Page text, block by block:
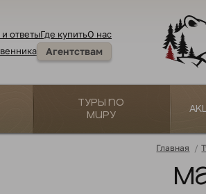
ответыГде купитьО нас
Агентствам
Туры по
миру
Главная /